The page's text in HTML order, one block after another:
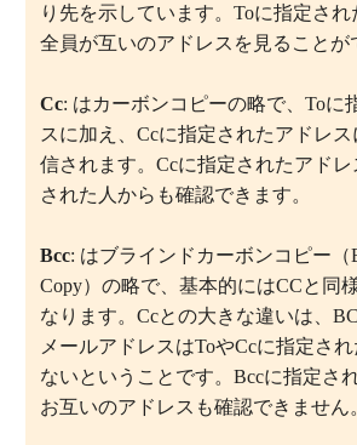
り先を示しています。Toに指定され
全員が互いのアドレスを見ることが
Cc: はカーボンコピーの略で、Toに
スに加え、Ccに指定されたアドレ
信されます。Ccに指定されたアドレ
された人からも確認できます。
Bcc: はブラインドカーボンコピー（
Copy）の略で、基本的にはCCと同
なります。Ccとの大きな違いは、
メールアドレスはToやCcに指定さ
ないということです。Bccに指定さ
お互いのアドレスも確認できません